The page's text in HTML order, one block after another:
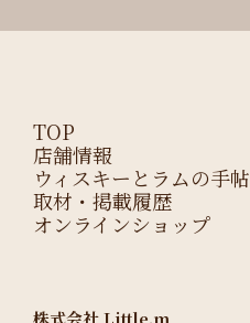
TOP
店舗情報
ウィスキーとラムの手帖
取材・掲載履歴
オンラインショップ